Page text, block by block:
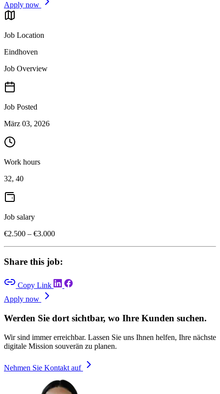
Apply now
Job Location
Eindhoven
Job Overview
Job Posted
März 03, 2026
Work hours
32, 40
Job salary
€2.500 – €3.000
Share this job:
Copy Link
Apply now
Werden Sie dort sichtbar, wo Ihre Kunden suchen.
Wir sind immer erreichbar. Lassen Sie uns Ihnen helfen, Ihre nächste
digitale Mission souverän zu planen.
Nehmen Sie Kontakt auf